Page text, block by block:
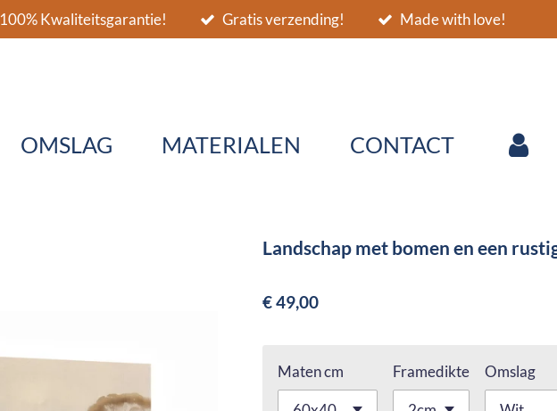
100% Kwaliteitsgarantie! Gratis verzending! Made with love!
OMSLAG MATERIALEN CONTACT
Landschap met bomen en een
€ 49,00
Maten cm Framedikte Omslag